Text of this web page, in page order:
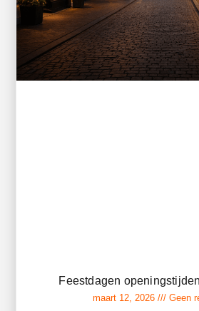
Feestdagen
maart 12, 2026 Geen